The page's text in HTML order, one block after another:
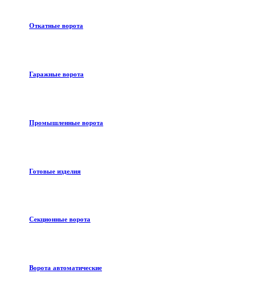
Откатные ворота
Гаражные ворота
Промышленные ворота
Готовые изделия
Секционные ворота
Ворота автоматические